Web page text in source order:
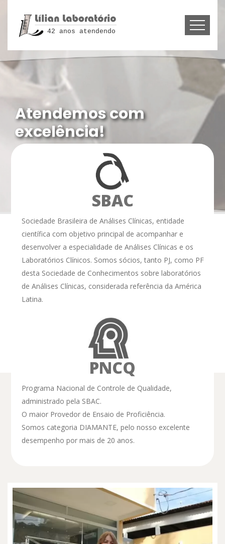
42 anos atendendo
Atendemos com
excelência!
SBAC
Sociedade Brasileira de Análises Clínicas, entidade
científica com objetivo principal de acompanhar e
desenvolver a especialidade de Análises Clínicas e os
Laboratórios Clínicos. Somos sócios, tanto PJ, como PF
desta Sociedade de Conhecimentos sobre laboratórios
de Análises Clínicas, considerada referência da América
Latina.
PNCQ
Programa Nacional de Controle de Qualidade,
administrado pela SBAC.
O maior Provedor de Ensaio de Proficiência.
Somos categoria DIAMANTE, pelo nosso excelente
desempenho por mais de 20 anos.
Mantenha-se
informado